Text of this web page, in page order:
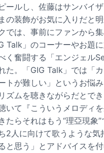
ールし、佐藤はサンバイ
の装飾がお気に入りだと
では、事前にファンから
Talk」のコーナーやお題
く奮闘する「エンジェル
た。「GIG Talk」では「
トが難しい」というお悩
ズムを聴きながらだとで
いて『こういうメロディ
たらそれはもう“理亞現象
2人に向けて歌うような気
と思う」とアドバイスを